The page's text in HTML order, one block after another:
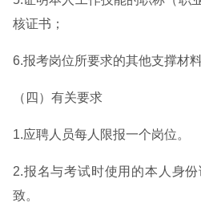
核证书；
6.报考岗位所要求的其他支撑材料
（四）有关要求
1.应聘人员每人限报一个岗位。
2.报名与考试时使用的本人身
致。